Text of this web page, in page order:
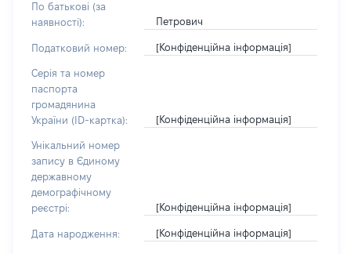
По батькові (за
наявності):
Петрович
Податковий номер: [Конфіденційна інформація]
Серія та номер
паспорта
громадянина
України (ID-картка):
[Конфіденційна інформація]
Унікальний номер
запису в Єдиному
державному
демографічному
реєстрі:
[Конфіденційна інформація]
Дата народження: [Конфіденційна інформація]